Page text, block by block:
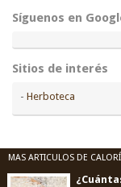
Síguenos en
Sitios de interés
- Herboteca
MAS ARTICULOS DE